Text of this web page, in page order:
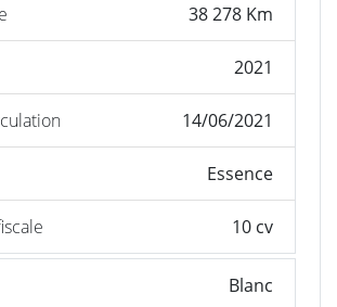
38 278 Km
2021
14/06/2021
Essence
10 cv
Blanc